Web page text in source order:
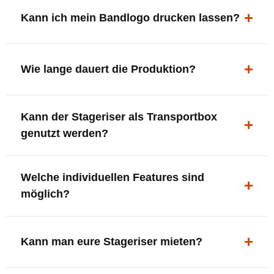
ergonomisch, sicher und gut sichtbar.
Kann ich mein Bandlogo drucken lassen?
deine Bühne, deine Marke.
Wie lange dauert die Produktion?
innerhalb Deutschlands kostenfrei.
Kann der Stageriser als Transportbox
genutzt werden?
oder Zubehör nutzen.
Welche individuellen Features sind
möglich?
XLR-Brücke / Schnittstelle
Setlist-Clip
Kann man eure Stageriser mieten?